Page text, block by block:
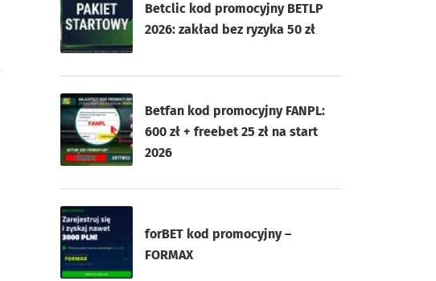
Betclic kod promocyjny BETLP
2026: zakład bez ryzyka 50 zł
Betfan kod promocyjny FANPL:
600 zł + freebet 25 zł na start
2026
forBET kod promocyjny –
FORMAX